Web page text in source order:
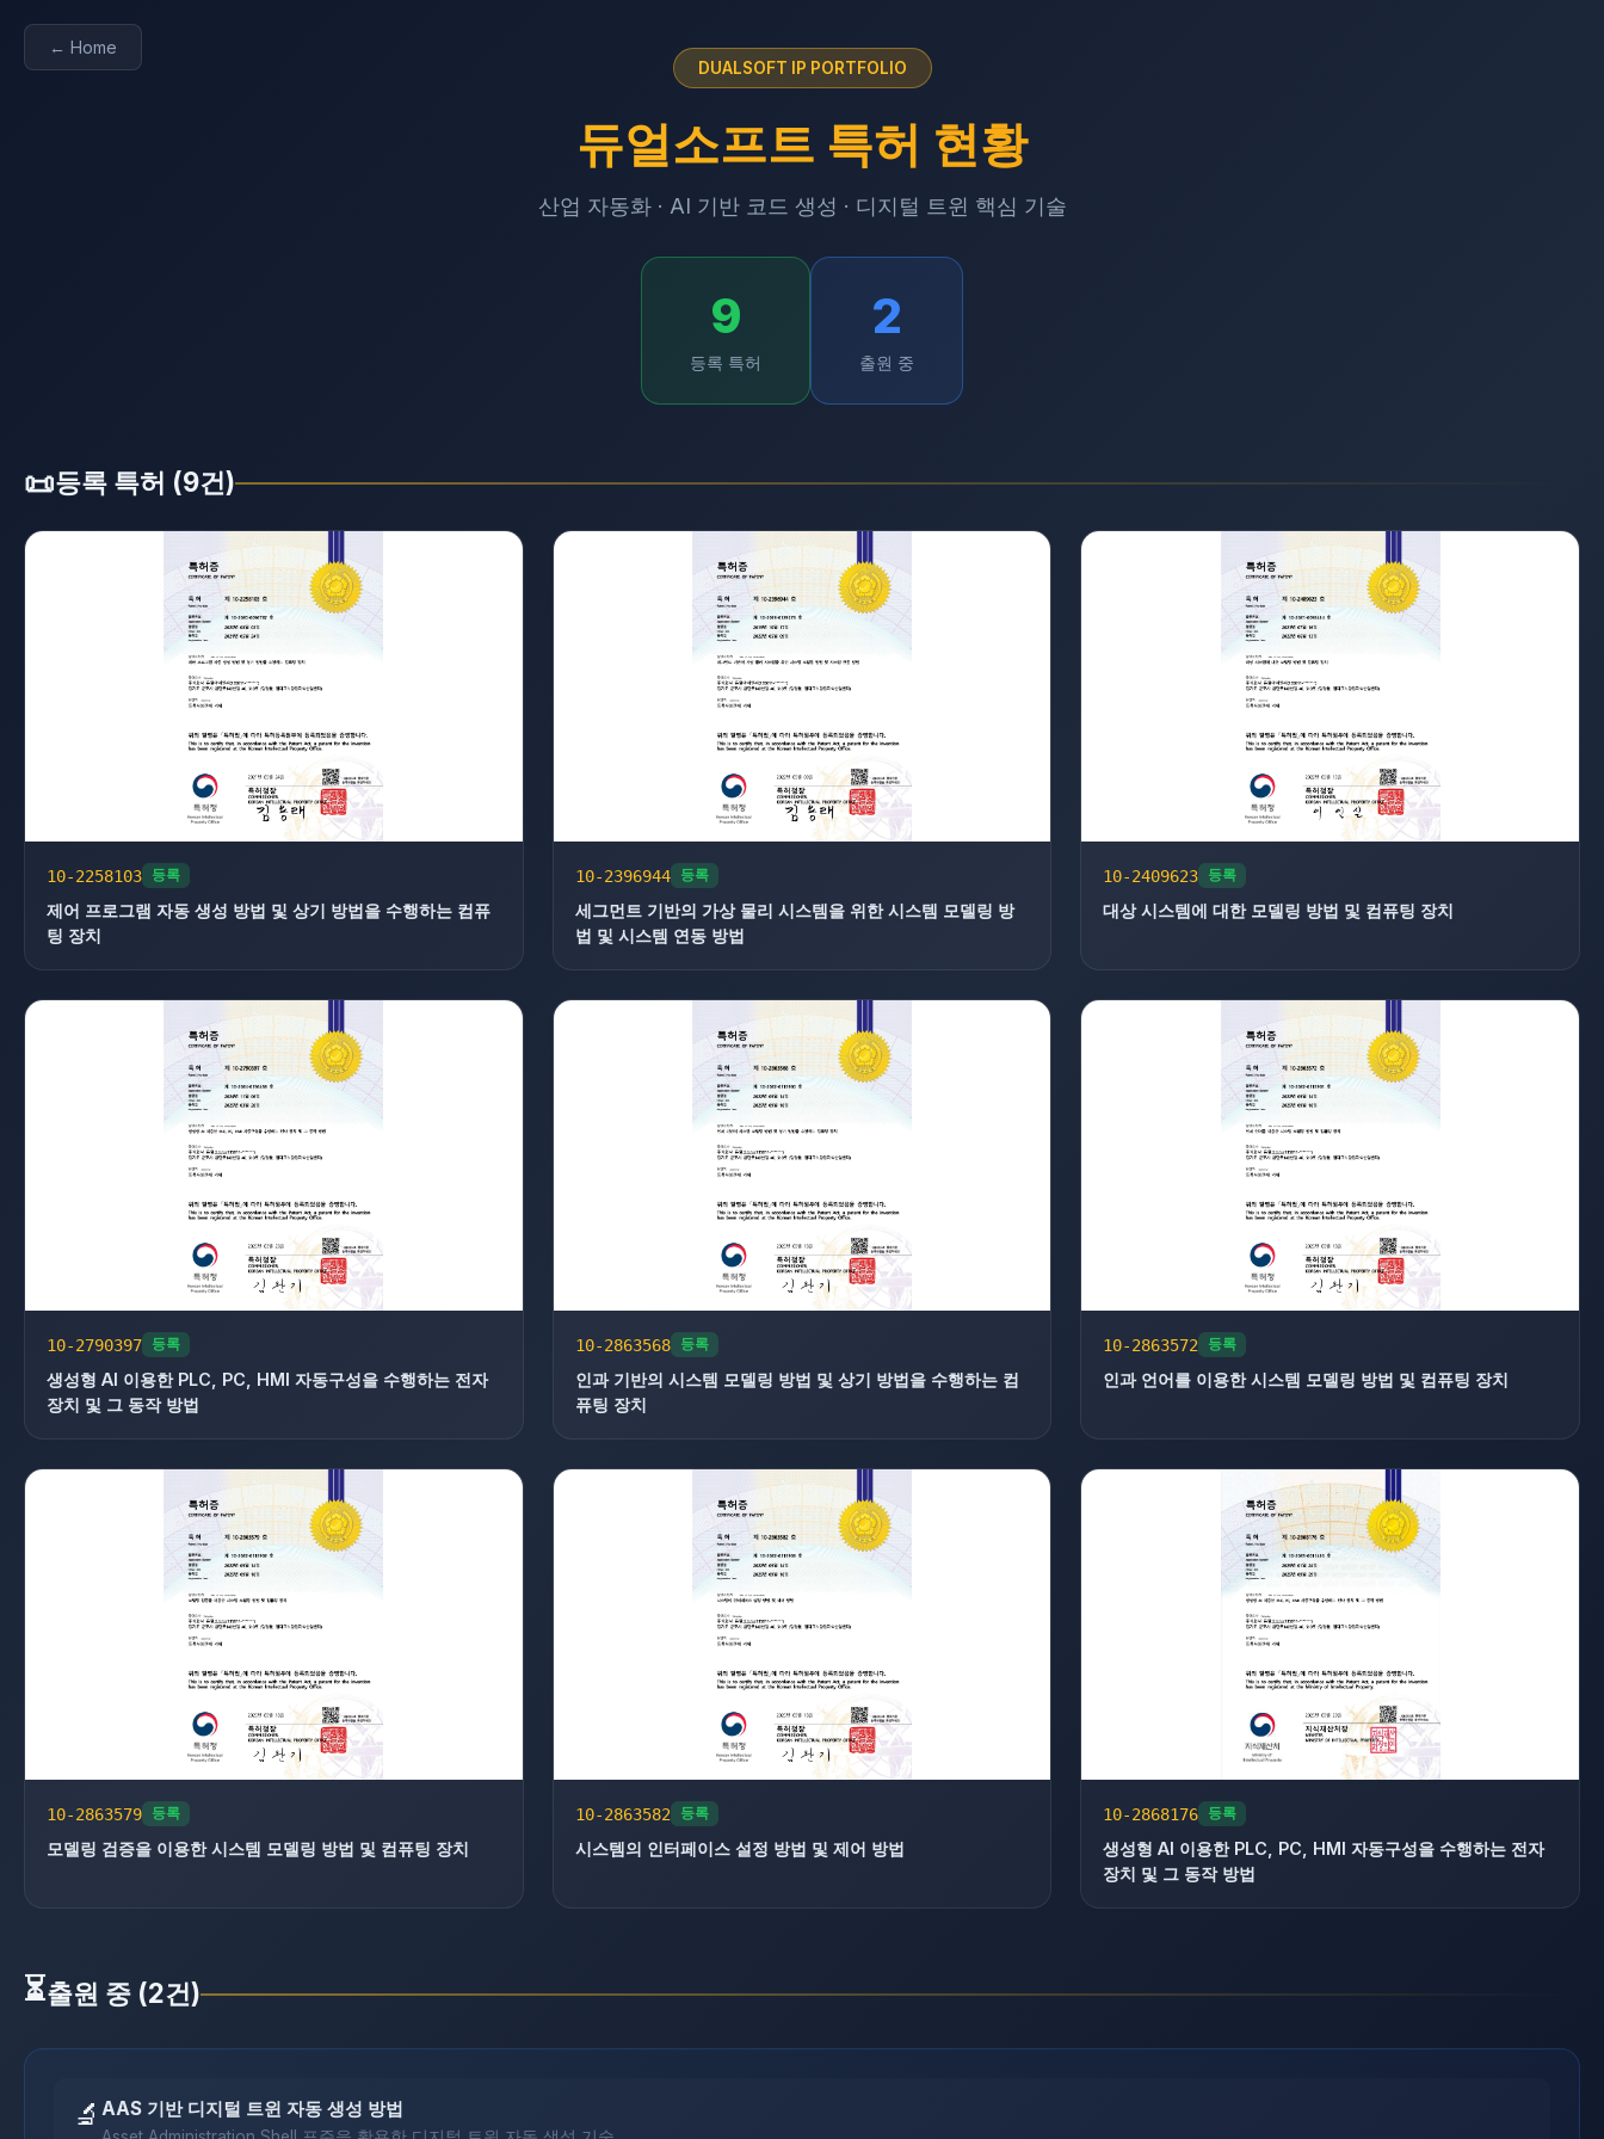
← Home
DUALSOFT IP PORTFOLIO
듀얼소프트 특허 현황
산업 자동화 · AI 기반 코드 생성 · 디지털 트윈 핵심 기술
9
등록 특허
2
출원 중
📜등록 특허 (9건)
10-2258103 등록
제어 프로그램 자동 생성 방법 및 상기 방법을 수행하는 컴퓨
팅 장치
10-2396944 등록
세그먼트 기반의 가상 물리 시스템을 위한 시스템 모델링 방
법 및 시스템 연동 방법
10-2409623 등록
대상 시스템에 대한 모델링 방법 및 컴퓨팅 장치
10-2790397 등록
생성형 AI 이용한 PLC, PC, HMI 자동구성을 수행하는 전자
장치 및 그 동작 방법
10-2863568 등록
인과 기반의 시스템 모델링 방법 및 상기 방법을 수행하는 컴
퓨팅 장치
10-2863572 등록
인과 언어를 이용한 시스템 모델링 방법 및 컴퓨팅 장치
10-2863579 등록
모델링 검증을 이용한 시스템 모델링 방법 및 컴퓨팅 장치
10-2863582 등록
시스템의 인터페이스 설정 방법 및 제어 방법
10-2868176 등록
생성형 AI 이용한 PLC, PC, HMI 자동구성을 수행하는 전자
장치 및 그 동작 방법
⏳출원 중 (2건)
🔬 AAS 기반 디지털 트윈 자동 생성 방법